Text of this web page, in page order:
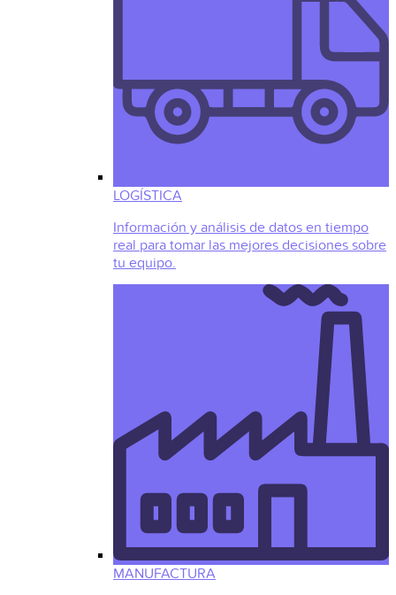
LOGÍSTICA
Información y análisis de datos en tiempo
real para tomar las mejores decisiones sobre
tu equipo.
MANUFACTURA